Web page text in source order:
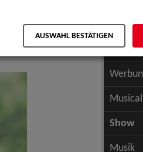
Musical
Show
Musik
AUSWAHL BESTÄTIGEN